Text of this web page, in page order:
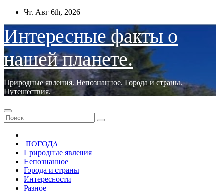
Перейти
содержимому
Чт. Авг 6th, 2026
Интересные факты о
нашей планете.
Природные явления. Непознанное. Города и страны.
Путешествия.
ПОГОДА
Природные явления
Непознанное
Города и страны
Интересности
Разное